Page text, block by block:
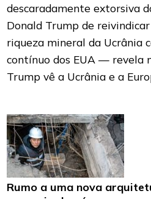
descaradamente extorsiva
Donald Trump de
riqueza mineral da Ucrânia
contínuo dos EUA — revela
Trump vê a Ucrânia e a
Rumo a uma nova